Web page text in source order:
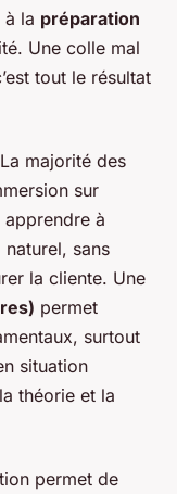
la préparation
Une colle mal
tout le résultat
majorité des
sur
apprendre à
sans
la cliente. Une
permet
surtout
situation
théorie et la
permet de